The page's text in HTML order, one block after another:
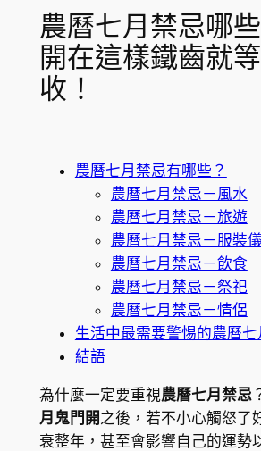
農曆七月禁忌哪
開在這樣鐵齒就
收！
農曆七月禁忌有哪些？
農曆七月禁忌－風水
農曆七月禁忌－旅遊
農曆七月禁忌－服裝
農曆七月禁忌－飲食
農曆七月禁忌－祭祀
農曆七月禁忌－情侶
生活中最需要警惕的農曆
結語
為什麼一定要重視農曆七月禁忌
月鬼門開之後，若不小心觸怒了
衰整年，甚至會影響自己的運勢